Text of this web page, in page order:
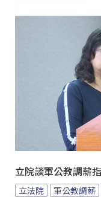
立院談軍公教調薪
立法院 軍公教調薪